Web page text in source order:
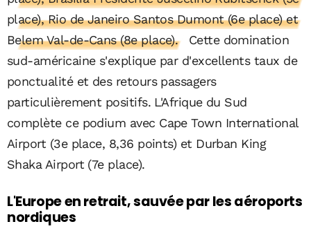
place), Rio de Janeiro Santos Dumont (6e place) et
Belem Val-de-Cans (8e place).
Cette domination
sud-américaine s'explique par d'excellents taux de
ponctualité et des retours passagers
particulièrement positifs. L'Afrique du Sud
complète ce podium avec Cape Town International
Airport (3e place, 8,36 points) et Durban King
Shaka Airport (7e place).
L'Europe en retrait, sauvée par les aéroports
nordiques